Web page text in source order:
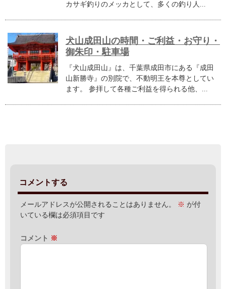
カサギ釣りのメッカとして、多くの釣り人...
犬山成田山の時間・ご利益・お守り・
御朱印・駐車場
『犬山成田山』は、千葉県成田市にある『成田
山新勝寺』の別院で、不動明王を本尊としてい
ます。 参拝して各種ご利益を得られる他、...
コメントする
メールアドレスが公開されることはありません。 ※ が付
いている欄は必須項目です
コメント ※